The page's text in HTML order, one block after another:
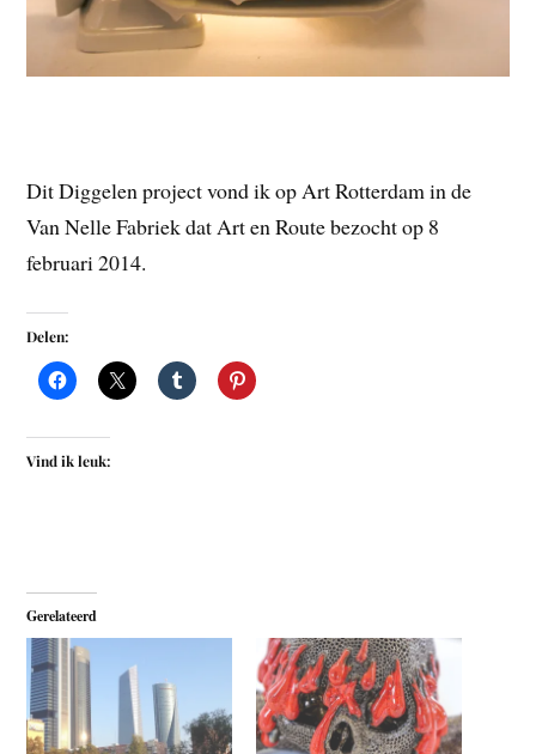
Dit Diggelen project vond ik op Art Rotterdam in de
Van Nelle Fabriek dat Art en Route bezocht op 8
februari 2014.
Delen:
Vind ik leuk:
Gerelateerd